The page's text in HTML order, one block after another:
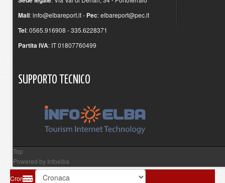
Mail:info@elbareport.it- Pec:elbareport@pec.it
Tel: 0565.916908 - 335.6228371
Partita IVA: IT 01807760499
SUPPORTO TECNICO
Top
Powered by Infoelba
Cronaca